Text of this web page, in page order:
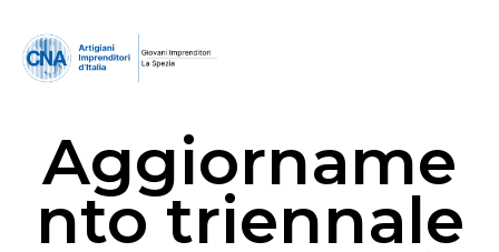
Aggiorname
nto triennale